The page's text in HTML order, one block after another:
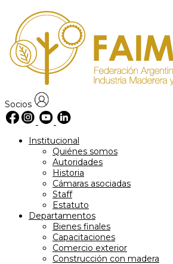
content
Socios
Institucional
Quiénes somos
Autoridades
Historia
Cámaras asociadas
Staff
Estatuto
Departamentos
Bienes finales
Capacitaciones
Comercio exterior
Construcción con madera